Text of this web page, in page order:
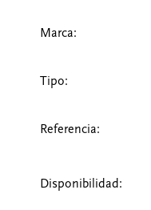
Marca:
Tipo:
Referencia:
Disponibilidad: